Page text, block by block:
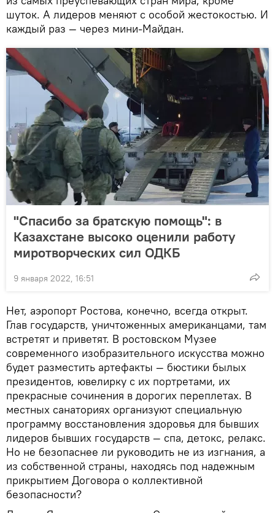
шуток. А лидеров меняют с особой жестокостью. И
каждый раз — через мини-Майдан.
"Спасибо за братскую помощь": в
Казахстане высоко оценили работу
миротворческих сил ОДКБ
9 января 2022, 16:51
Нет, аэропорт Ростова, конечно, всегда открыт.
Глав государств, уничтоженных американцами, там
встретят и приветят. В ростовском Музее
современного изобразительного искусства можно
будет разместить артефакты — бюстики былых
президентов, ювелирку с их портретами, их
прекрасные сочинения в дорогих переплетах. В
местных санаториях организуют специальную
программу восстановления здоровья для бывших
лидеров бывших государств — спа, детокс, релакс.
Но не безопаснее ли руководить не из изгнания, а
из собственной страны, находясь под надежным
прикрытием Договора о коллективной
безопасности?